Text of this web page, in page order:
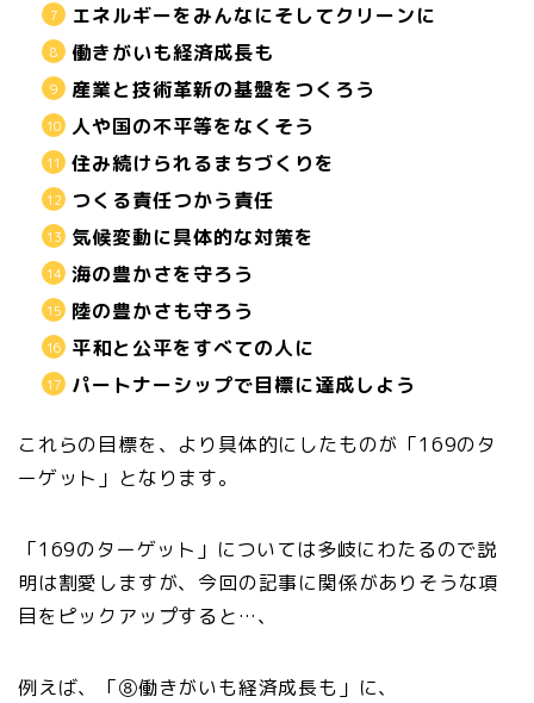
エネルギーをみんなにそしてクリーンに
働きがいも経済成長も
産業と技術革新の基盤をつくろう
人や国の不平等をなくそう
住み続けられるまちづくりを
つくる責任つかう責任
気候変動に具体的な対策を
海の豊かさを守ろう
陸の豊かさも守ろう
平和と公平をすべての人に
パートナーシップで目標に達成しよう
これらの目標を、より具体的にしたものが「169のタ
ーゲット」となります。
「169のターゲット」については多岐にわたるので説
明は割愛しますが、今回の記事に関係がありそうな項
目をピックアップすると…、
例えば、「⑧働きがいも経済成長も」に、